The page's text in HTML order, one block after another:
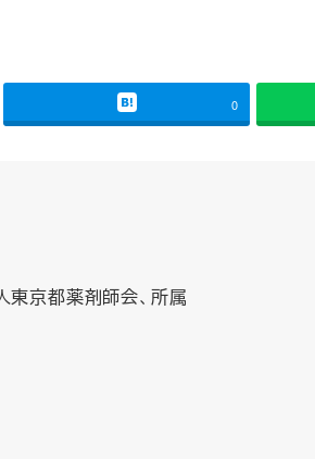
0
京都薬剤師会、所属